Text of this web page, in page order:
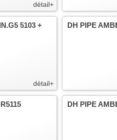
détail+
détail+
5103 +
DH PIPE
DH PIPE